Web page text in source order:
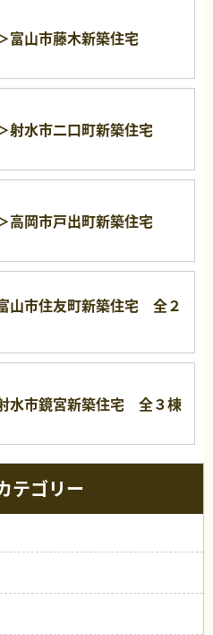
富山市藤木新築住宅
射水市二口町新築住宅
高岡市戸出町新築住宅
山市住友町新築住宅 全２
水市鏡宮新築住宅 全３棟
テゴリー